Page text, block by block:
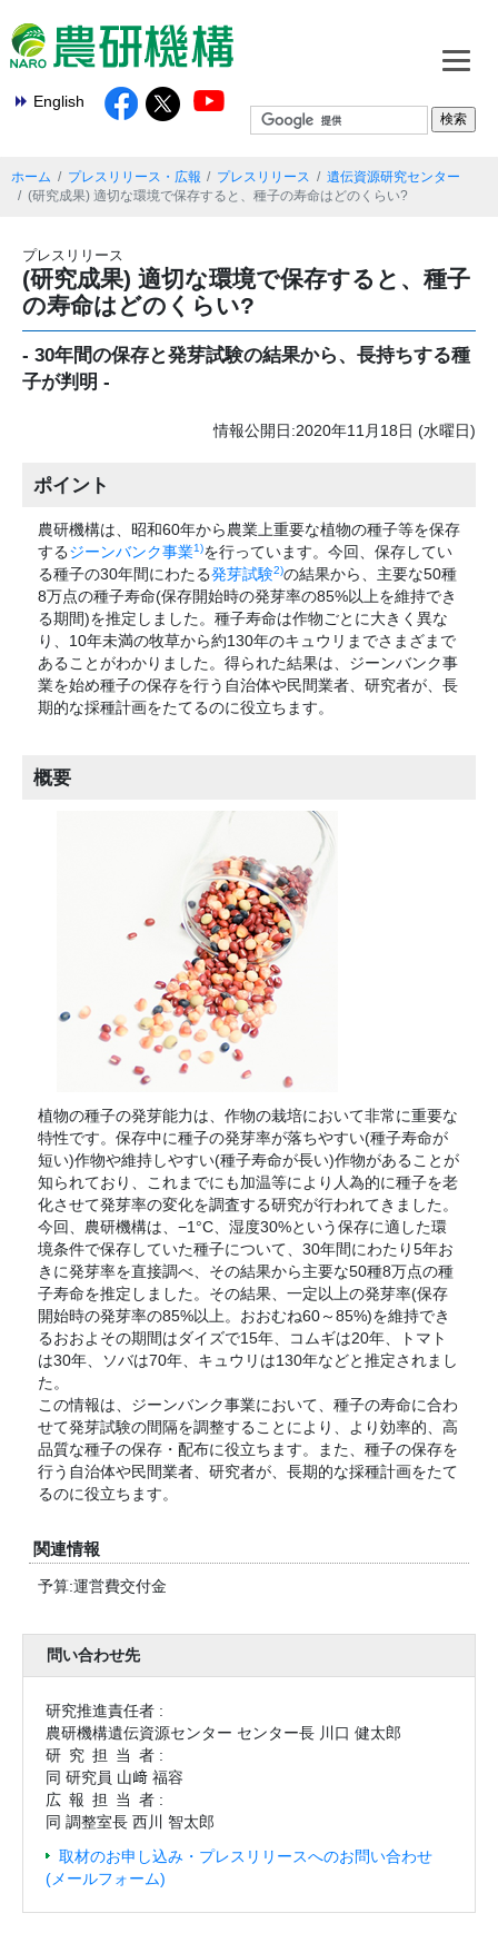
English
ホーム プレスリリース・広報 プレスリリース
遺伝資源研究センター
(研究成果) 適切な環境で保存すると、種子の寿命はどのくらい?
プレスリリース
(研究成果) 適切な環境で保存すると、種子
の寿命はどのくらい?
- 30年間の保存と発芽試験の結果から、長持ちする種
子が判明 -
情報公開日:2020年11月18日 (水曜日)
ポイント
農研機構は、昭和60年から農業上重要な植物の種子等を保存
するジーンバンク事業1)を行っています。今回、保存してい
る種子の30年間にわたる発芽試験2)の結果から、主要な50種
8万点の種子寿命(保存開始時の発芽率の85%以上を維持でき
る期間)を推定しました。種子寿命は作物ごとに大きく異な
り、10年未満の牧草から約130年のキュウリまでさまざまで
あることがわかりました。得られた結果は、ジーンバンク事
業を始め種子の保存を行う自治体や民間業者、研究者が、長
期的な採種計画をたてるのに役立ちます。
概要
植物の種子の発芽能力は、作物の栽培において非常に重要な
特性です。保存中に種子の発芽率が落ちやすい(種子寿命が
短い)作物や維持しやすい(種子寿命が長い)作物があることが
知られており、これまでにも加温等により人為的に種子を老
化させて発芽率の変化を調査する研究が行われてきました。
今回、農研機構は、−1 °C、湿度30%という保存に適した環
境条件で保存していた種子について、30年間にわたり5年お
きに発芽率を直接調べ、その結果から主要な50種8万点の種
子寿命を推定しました。その結果、一定以上の発芽率(保存
開始時の発芽率の85%以上。おおむね60～85%)を維持でき
るおおよその期間はダイズで15年、コムギは20年、トマト
は30年、ソバは70年、キュウリは130年などと推定されまし
た。
この情報は、ジーンバンク事業において、種子の寿命に合わ
せて発芽試験の間隔を調整することにより、より効率的、高
品質な種子の保存・配布に役立ちます。また、種子の保存を
行う自治体や民間業者、研究者が、長期的な採種計画をたて
るのに役立ちます。
関連情報
予算:運営費交付金
問い合わせ先
研究推進責任者 :
農研機構遺伝資源センター センター長 川口 健太郎
研究担当 者 :
同 研究員 山﨑 福容
広報担当 者 :
同 調整室長 西川 智太郎
取材のお申し込み・プレスリリースへのお問い合わせ
(メールフォーム)